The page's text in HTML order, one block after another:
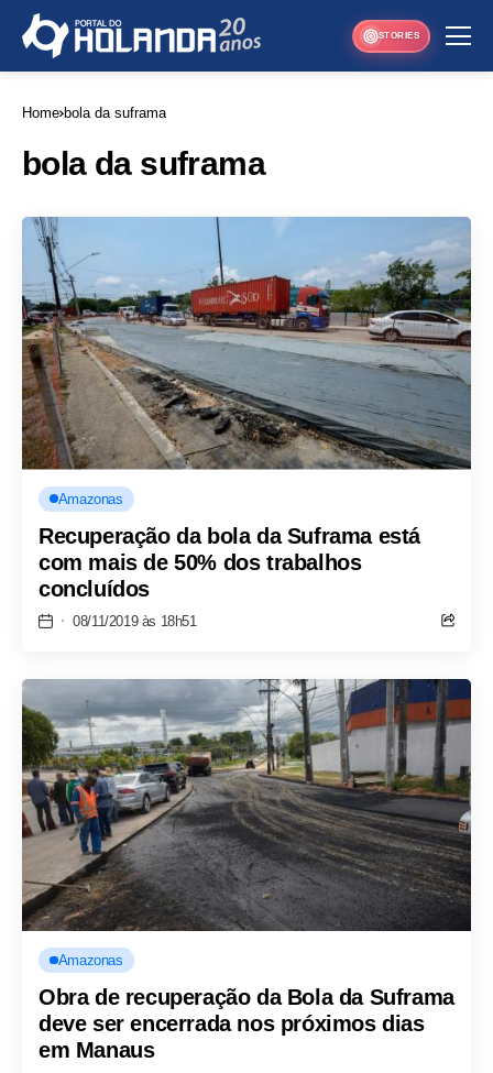
STORIES
Home bola da suframa
bola da suframa
Amazonas
Recuperação da bola da Suframa está
com mais de 50% dos trabalhos
concluídos
08/11/2019 às 18h51
Amazonas
Obra de recuperação da Bola da Suframa
deve ser encerrada nos próximos dias
em Manaus